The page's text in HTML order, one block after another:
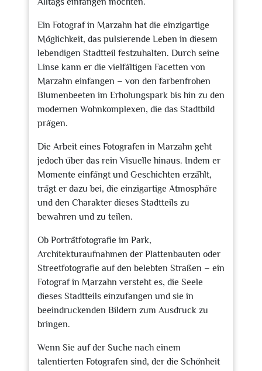
Ein Fotograf in Marzahn hat die einzigartige
Möglichkeit, das pulsierende Leben in diesem
lebendigen Stadtteil festzuhalten. Durch seine
Linse kann er die vielfältigen Facetten von
Marzahn einfangen – von den farbenfrohen
Blumenbeeten im Erholungspark bis hin zu den
modernen Wohnkomplexen, die das Stadtbild
prägen.
Die Arbeit eines Fotografen in Marzahn geht
jedoch über das rein Visuelle hinaus. Indem er
Momente einfängt und Geschichten erzählt,
trägt er dazu bei, die einzigartige Atmosphäre
und den Charakter dieses Stadtteils zu
bewahren und zu teilen.
Ob Porträtfotografie im Park,
Architekturaufnahmen der Plattenbauten oder
Streetfotografie auf den belebten Straßen – ein
Fotograf in Marzahn versteht es, die Seele
dieses Stadtteils einzufangen und sie in
beeindruckenden Bildern zum Ausdruck zu
bringen.
Wenn Sie auf der Suche nach einem
talentierten Fotografen sind, der die Schönheit